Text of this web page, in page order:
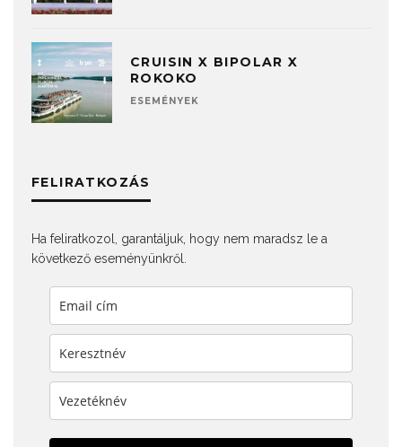
CRUISIN X BIPOLAR X
ROKOKO
ESEMÉNYEK
FELIRATKOZÁS
Ha feliratkozol, garantáljuk, hogy nem maradsz le a
következő eseményünkről.